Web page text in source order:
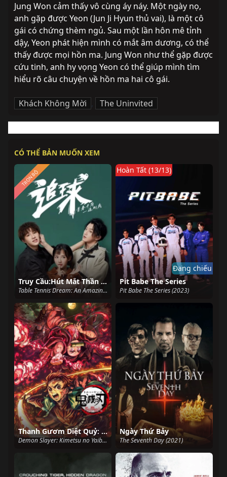
Jung Won cảm thấy vô cùng áy náy. Một ngày nọ,
anh gặp được Yeon (Jun Ji Hyun thủ vai), là một cô
gái có chứng thèm ngủ. Sau một lần hôn mê tỉnh
dậy, Yeon phát hiện mình có mắt âm dương, có thể
thấy được mọi hồn ma. Jung Won như thể gặp được
cứu tinh, anh hy vọng Yeon có thể giúp mình tìm
hiểu rõ câu chuyện về hồn ma hai cô gái.
Khách Không Mời , The Uninvited
CÓ THỂ BẢN MUỐN XEM
Truy Cầu:Hút Mắt Thần Triển Khai Chua Ngọt Tát Mặt
Table Tennis Dream: An Amazing Love Story (2019)
TRỌN BỘ
Pit Babe The Series
Pit Babe The Series (2023)
Hoàn Tất (13/13)
Đang chiếu
Thanh Gươm Diệt Quỷ: Núi nhện Nada
Demon Slayer: Kimetsu no Yaiba - Nada Spider Mountain (2020)
Ngày Thứ Bảy
The Seventh Day (2021)